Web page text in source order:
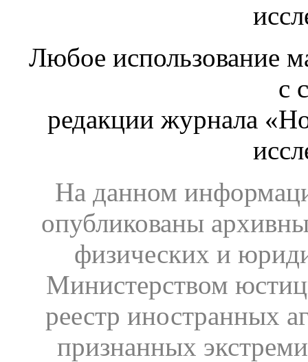
Любое использование
с
редакции журнала
На данном
опубликованы
физических и
Министерством
реестр иностранных
признанных